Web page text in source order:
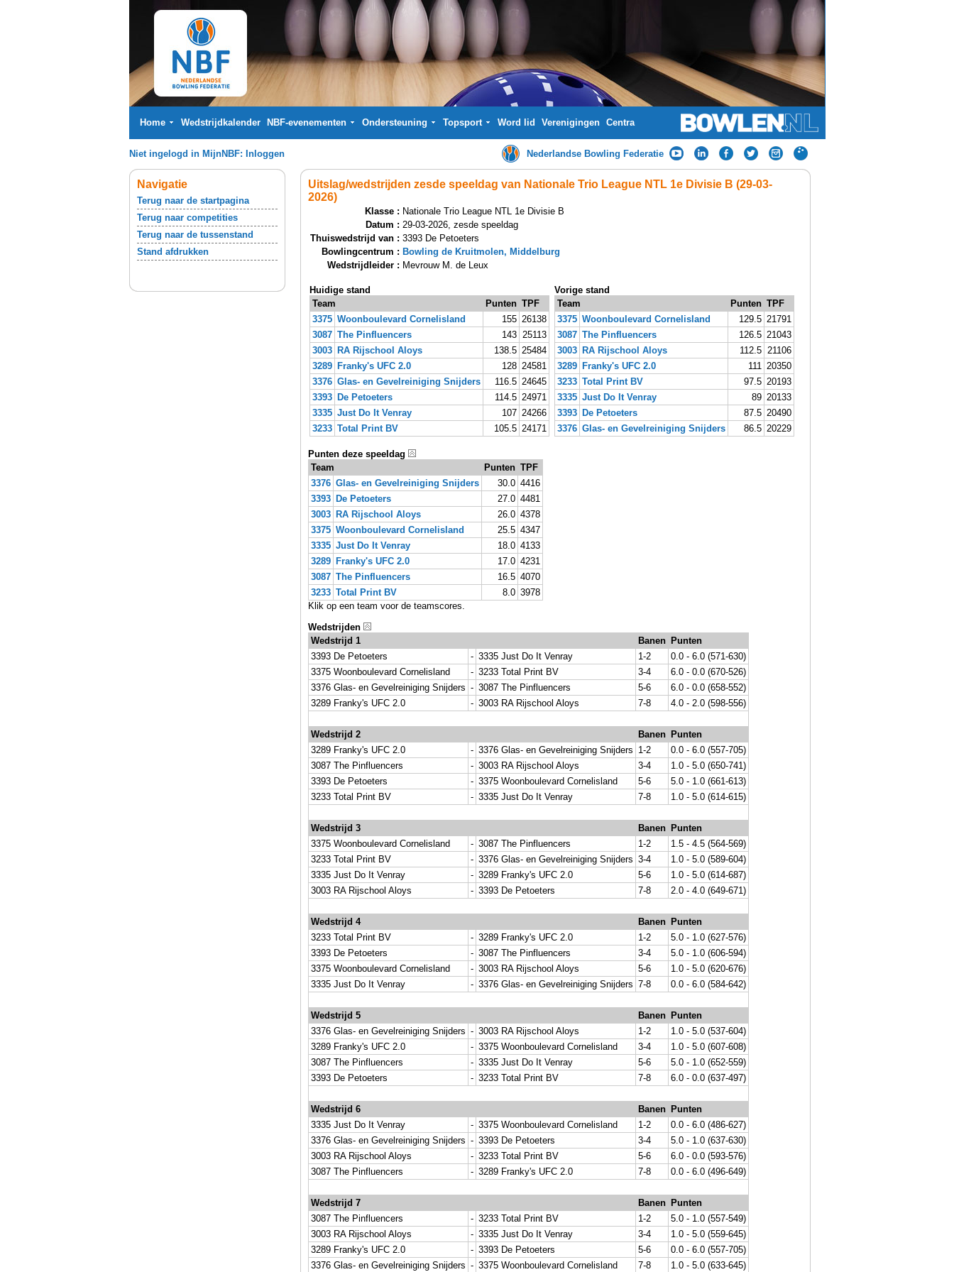
Home Wedstrijdkalender NBF-evenementen Ondersteuning Topsport Word lid Verenigingen Centra
Niet ingelogd in MijnNBF: Inloggen Nederlandse Bowling Federatie
Navigatie
Terug naar de startpagina
Terug naar competities
Terug naar de tussenstand
Stand afdrukken
Uitslag/wedstrijden zesde speeldag van Nationale Trio League NTL 1e Divisie B (29-03-
2026)
Klasse : Nationale Trio League NTL 1e Divisie B
Datum : 29-03-2026, zesde speeldag
Thuiswedstrijd van : 3393 De Petoeters
Bowlingcentrum : Bowling de Kruitmolen, Middelburg
Wedstrijdleider : Mevrouw M. de Leux
Huidige stand
Team
Punten TPF
3375 Woonboulevard Cornelisland 155 26138
3087 The Pinfluencers 143 25113
3003
RA Rijschool Aloys 138.5 25484
3289
Franky's UFC 2.0 128 24581
3376 Glas- en Gevelreiniging Snijders 116.5 24645
3393
De Petoeters 114.5 24971
3335 Just Do It Venray 107 24266
3233 Total Print BV 105.5 24171
Vorige stand
Team
Punten TPF
3375 Woonboulevard Cornelisland 129.5 21791
3087 The Pinfluencers 126.5 21043
3003
RA Rijschool Aloys 112.5 21106
3289
Franky's UFC 2.0 111 20350
3233 Total Print BV 97.5 20193
3335 Just Do It Venray 89 20133
3393
De Petoeters 87.5 20490
3376 Glas- en Gevelreiniging Snijders 86.5 20229
Punten deze speeldag
Team
Punten TPF
3376 Glas- en Gevelreiniging Snijders 30.0 4416
3393
De Petoeters 27.0 4481
3003
RA Rijschool Aloys 26.0 4378
3375 Woonboulevard Cornelisland 25.5 4347
3335 Just Do It Venray 18.0 4133
3289
Franky's UFC 2.0 17.0 4231
3087 The Pinfluencers 16.5 4070
3233 Total Print BV 8.0 3978
Klik op een team voor de teamscores.
Wedstrijden
Wedstrijd 1
Banen
Punten
3393 De Petoeters
- 3335 Just Do It Venray 1-2
0.0 - 6.0 (571-630)
3375 Woonboulevard Cornelisland
- 3233 Total Print BV 3-4
6.0 - 0.0 (670-526)
3376 Glas- en Gevelreiniging Snijders - 3087 The Pinfluencers 5-6
6.0 - 0.0 (658-552)
3289 Franky's UFC 2.0
- 3003 RA Rijschool Aloys 7-8 4.0 - 2.0 (598-556)
Wedstrijd 2 Banen
Punten
3289 Franky's UFC 2.0
- 3376 Glas- en Gevelreiniging Snijders 1-2
0.0 - 6.0 (557-705)
3087 The Pinfluencers
- 3003 RA Rijschool Aloys 3-4
1.0 - 5.0 (650-741)
3393 De Petoeters
- 3375 Woonboulevard Cornelisland 5-6
5.0 - 1.0 (661-613)
3233 Total Print BV
- 3335 Just Do It Venray 7-8 1.0 - 5.0 (614-615)
Wedstrijd 3 Banen
Punten
3375 Woonboulevard Cornelisland
- 3087 The Pinfluencers 1-2
1.5 - 4.5 (564-569)
3233 Total Print BV
- 3376 Glas- en Gevelreiniging Snijders 3-4
1.0 - 5.0 (589-604)
3335 Just Do It Venray
- 3289 Franky's UFC 2.0 5-6
1.0 - 5.0 (614-687)
3003 RA Rijschool Aloys
- 3393 De Petoeters 7-8 2.0 - 4.0 (649-671)
Wedstrijd 4 Banen
Punten
3233 Total Print BV
- 3289 Franky's UFC 2.0 1-2
5.0 - 1.0 (627-576)
3393 De Petoeters
- 3087 The Pinfluencers 3-4
5.0 - 1.0 (606-594)
3375 Woonboulevard Cornelisland
- 3003 RA Rijschool Aloys 5-6
1.0 - 5.0 (620-676)
3335 Just Do It Venray
- 3376 Glas- en Gevelreiniging Snijders 7-8 0.0 - 6.0 (584-642)
Wedstrijd 5 Banen
Punten
3376 Glas- en Gevelreiniging Snijders - 3003 RA Rijschool Aloys 1-2
1.0 - 5.0 (537-604)
3289 Franky's UFC 2.0
- 3375 Woonboulevard Cornelisland 3-4
1.0 - 5.0 (607-608)
3087 The Pinfluencers
- 3335 Just Do It Venray 5-6
5.0 - 1.0 (652-559)
3393 De Petoeters
- 3233 Total Print BV 7-8 6.0 - 0.0 (637-497)
Wedstrijd 6 Banen
Punten
3335 Just Do It Venray
- 3375 Woonboulevard Cornelisland 1-2
0.0 - 6.0 (486-627)
3376 Glas- en Gevelreiniging Snijders - 3393 De Petoeters 3-4
5.0 - 1.0 (637-630)
3003 RA Rijschool Aloys
- 3233 Total Print BV 5-6
6.0 - 0.0 (593-576)
3087 The Pinfluencers
- 3289 Franky's UFC 2.0 7-8 0.0 - 6.0 (496-649)
Wedstrijd 7 Banen
Punten
3087 The Pinfluencers
- 3233 Total Print BV 1-2
5.0 - 1.0 (557-549)
3003 RA Rijschool Aloys
- 3335 Just Do It Venray 3-4
1.0 - 5.0 (559-645)
3289 Franky's UFC 2.0
- 3393 De Petoeters 5-6
0.0 - 6.0 (557-705)
3376 Glas- en Gevelreiniging Snijders - 3375 Woonboulevard Cornelisland 7-8 1.0 - 5.0 (633-645)